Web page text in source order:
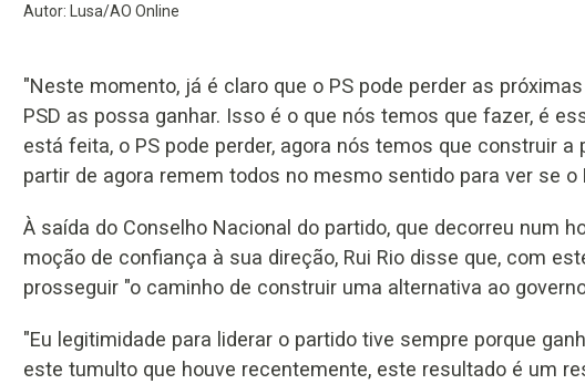
Autor: Lusa/AO Online
"Neste momento, já é claro que o PS pode perder as
PSD as possa ganhar. Isso é o que nós temos que fazer, é
está feita, o PS pode perder, agora nós temos que construir a
partir de agora remem todos no mesmo sentido para ver se o
À saída do Conselho Nacional do partido, que decorreu num
moção de confiança à sua direção, Rui Rio disse que, com
prosseguir "o caminho de construir uma alternativa ao
"Eu legitimidade para liderar o partido tive sempre porque
este tumulto que houve recentemente, este resultado é um